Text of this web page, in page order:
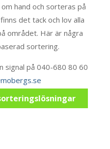
hand och sorteras på
det tack och lov alla
området. Här är några
sortering.
signal på 040-680 80 60